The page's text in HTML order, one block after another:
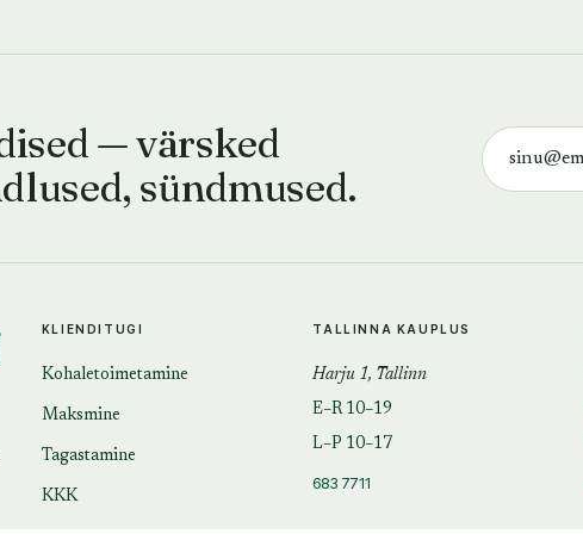
— värsked
sündmused.
KLIENDITUGI
Kohaletoimetamine
Maksmine
Tagastamine
KKK
TALLINNA KAUPLUS
Harju 1, Tallinn
E–R 10–19
L–P 10–17
683 7711